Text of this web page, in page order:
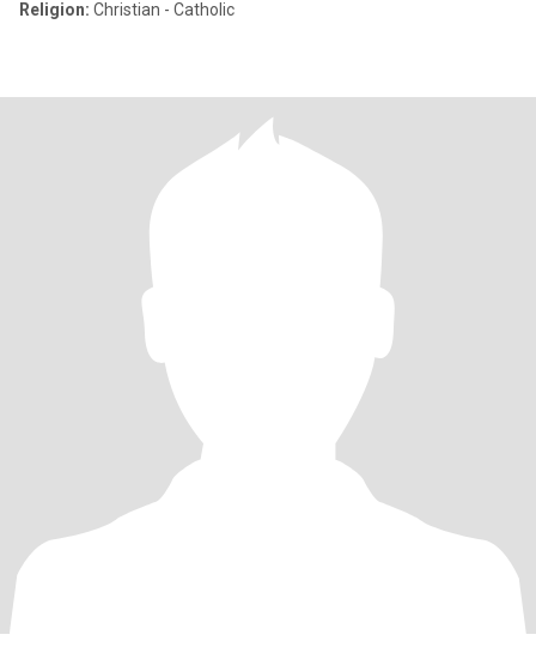
Religion: Christian - Catholic